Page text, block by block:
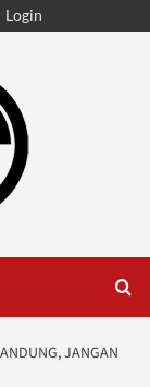
Login
JANGAN